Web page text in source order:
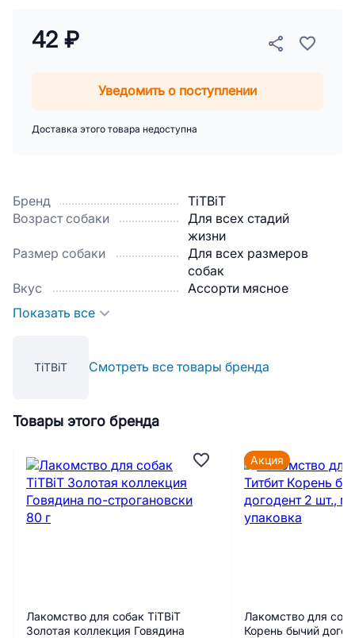
Бренд
TiTBiT
Возраст собаки
Для всех стадий
жизни
Размер собаки
Для всех размеров
собак
Вкус
Ассорти мясное
Показать все
TiTBiT Смотреть все товары бренда
42 ₽
Уведомить о поступлении
Доставка этого товара недоступна
Товары этого бренда
Лакомство для собак TiTBiT
Золотая коллекция Говядина
Лакомство для
Корень бычий
Акция